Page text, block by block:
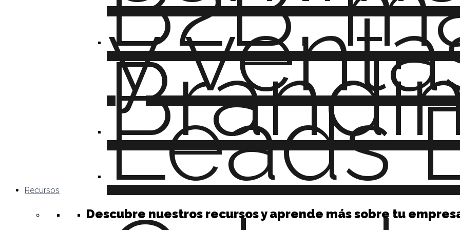
y
Leads
Recursos
Descubre nuestros recursos y aprende más sobre tu